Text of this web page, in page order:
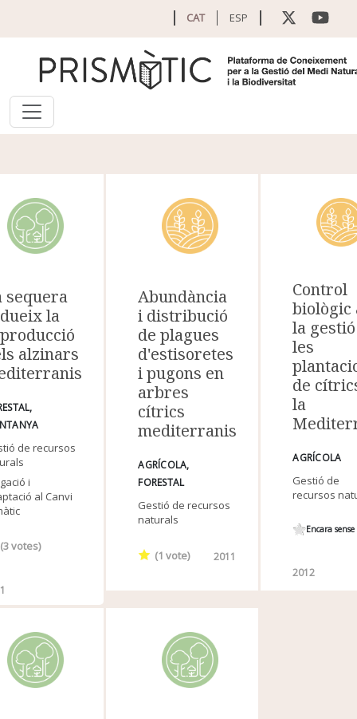
CAT ESP
sequera
la
alzinars
de recursos
i
al Canvi
(3votes)
Abundància
i distribució
de plagues
d'estisoretes
i pugons en
arbres
cítrics
mediterranis
AGRÍCOLA
FORESTAL
Gestió de recursos
naturals
(1 vote) 2011
Control
biològic
la
les
de
la
AGRÍCOLA
Gestió de
recursos
Encara sense
2012